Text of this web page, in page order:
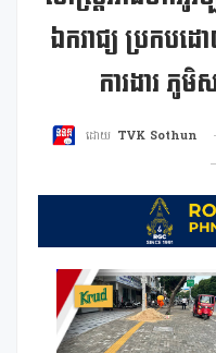
ឯករាជ្យ ប្រកប
ការងារ ភូមិ
ដោយ TVK Sothun